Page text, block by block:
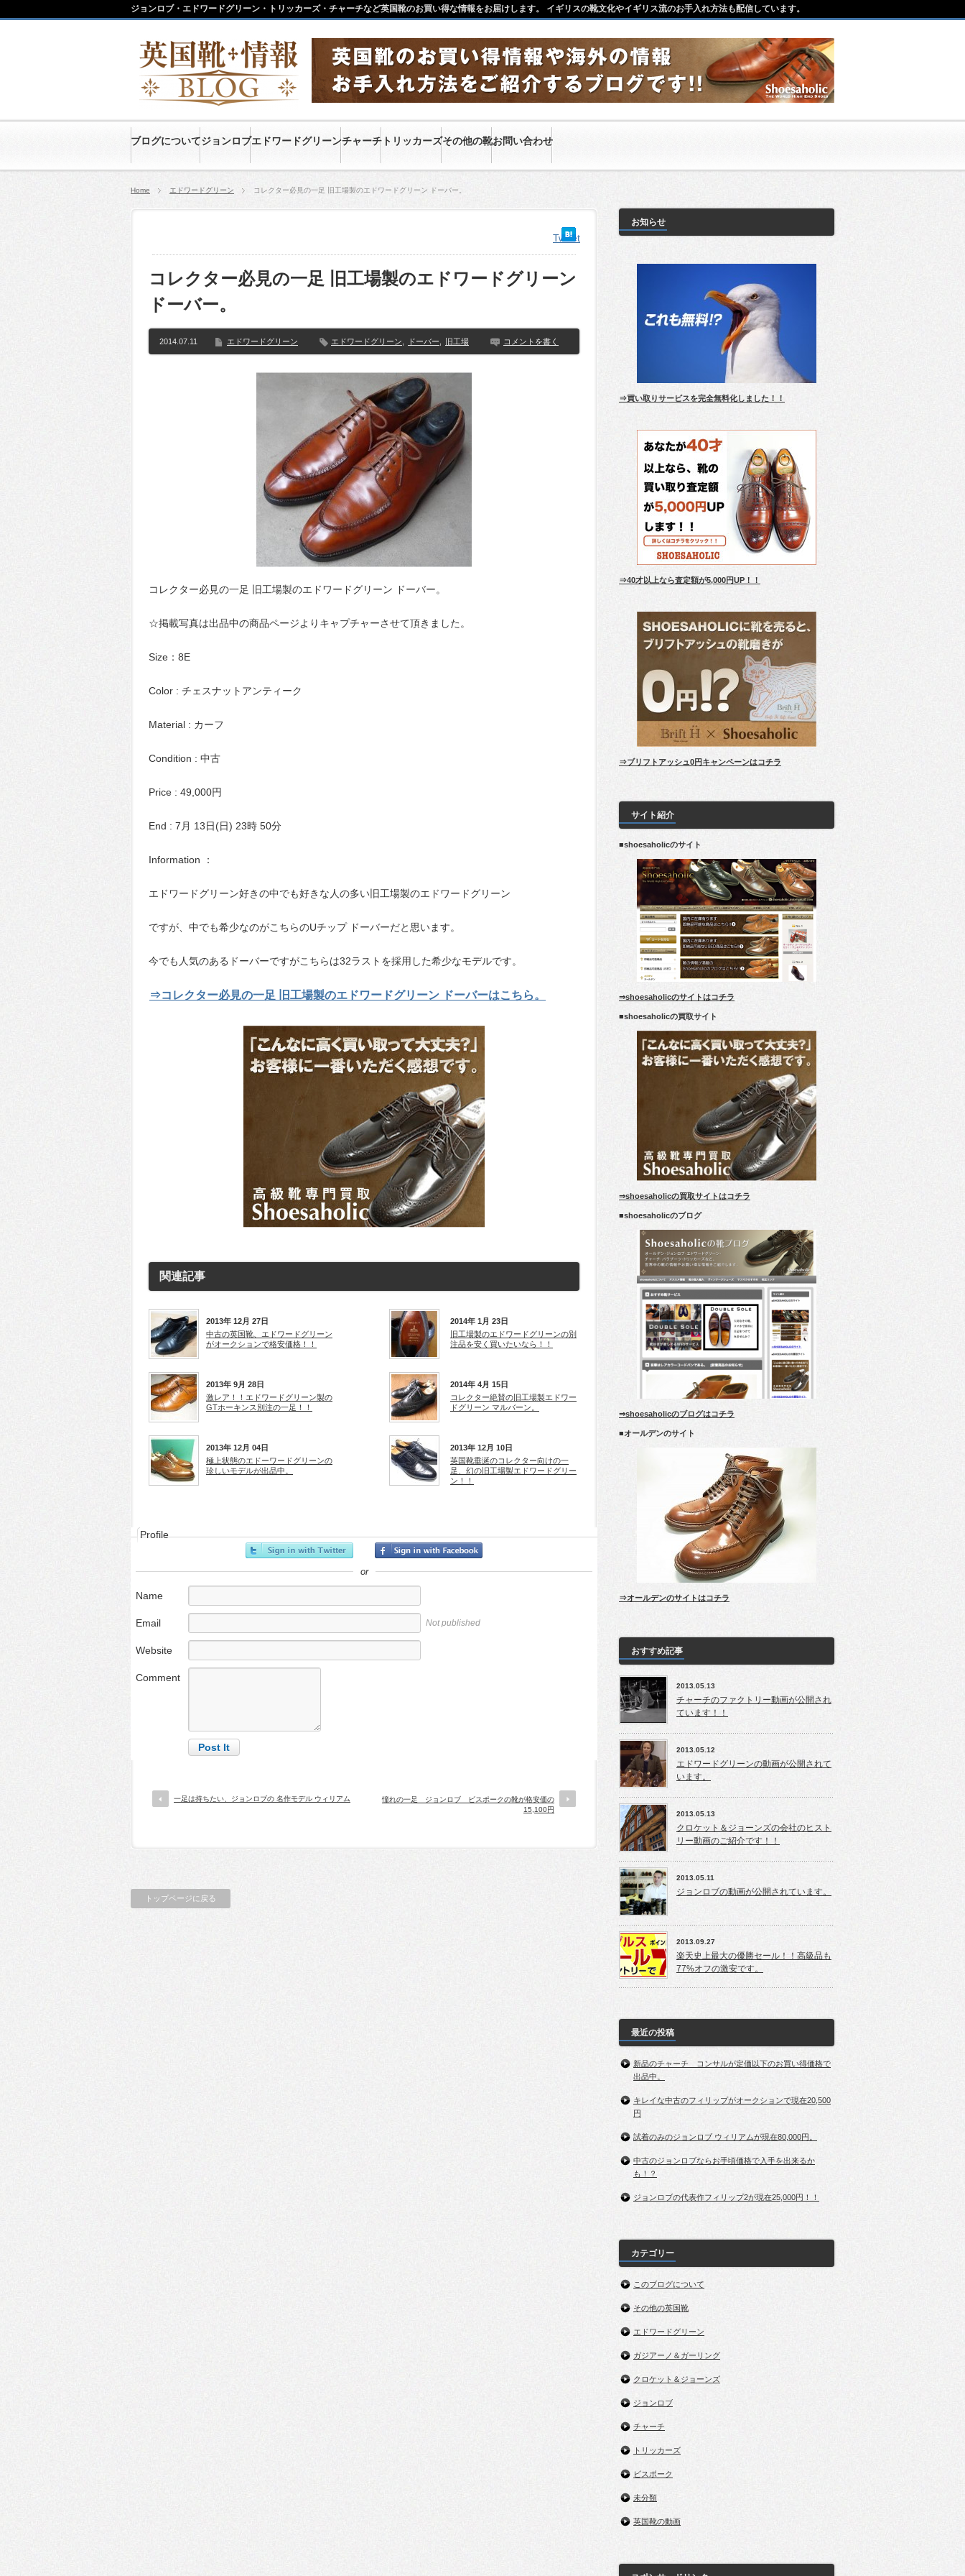
ブログについてジョンロブエドワードグリーンチャーチ トリッカーズその他の靴お問い合わせ
ジョンロブ・エドワードグリーン・トリッカーズ・チャーチなど英国靴のお買い得な情報をお届けします。 イギリスの靴文化やイギリス流のお手入れ方法も配信しています。
Home エドワードグリーン コレクター必見の一足 旧工場製のエドワードグリーン ドーバー。
Tweet
コレクター必見の一足 旧工場製のエドワードグリーン
ドーバー。
2014.07.11 エドワードグリーン エドワードグリーン ドーバー 旧工場 コメントを書く
コレクター必見の一足 旧工場製のエドワードグリーン ドーバー。
☆掲載写真は出品中の商品ページよりキャプチャーさせて頂きました。
Size：8E
Color : チェスナットアンティーク
Material : カーフ
Condition : 中古
Price : 49,000円
End : 7月 13日(日) 23時 50分
Information ：
エドワードグリーン好きの中でも好きな人の多い旧工場製のエドワードグリーン
ですが、中でも希少なのがこちらのUチップ ドーバーだと思います。
今でも人気のあるドーバーですがこちらは32ラストを採用した希少なモデルです。
⇒コレクター必見の一足 旧工場製のエドワードグリーン ドーバーはこちら。
関連記事
2013年 12月 27日
中古の英国靴、エドワードグリーン
がオークションで格安価格！！
2014年 1月 23日
旧工場製のエドワードグリーンの別
注品を安く買いたいなら！！
2013年 9月 28日
激レア！！エドワードグリーン製の
GTホーキンス別注の一足！！
2014年 4月 15日
コレクター絶賛の旧工場製エドワー
ドグリーン マルバーン。
2013年 12月 04日
極上状態のエドーワードグリーンの
珍しいモデルが出品中。
2013年 12月 10日
英国靴垂涎のコレクター向けの一
足、幻の旧工場製エドワードグリー
ン！！
Profile
or
Name
Email Not published
Website
Comment
一足は持ちたい、ジョンロブの 名作モデル ウィリアム
憧れの一足 ジョンロブ ビスポークの靴が格安価の
15,100円
トップページに戻る
お知らせ
⇒買い取りサービスを完全無料化しました！！
⇒40才以上なら査定額が5,000円UP！！
⇒ブリフトアッシュ0円キャンペーンはコチラ
サイト紹介
■shoesaholicのサイト
⇒shoesaholicのサイトはコチラ
■shoesaholicの買取サイト
⇒shoesaholicの買取サイトはコチラ
■shoesaholicのブログ
⇒shoesaholicのブログはコチラ
■オールデンのサイト
⇒オールデンのサイトはコチラ
おすすめ記事
2013.05.13
チャーチのファクトリー動画が公開され
ています！！
2013.05.12
エドワードグリーンの動画が公開されて
います。
2013.05.13
クロケット＆ジョーンズの会社のヒスト
リー動画のご紹介です！！
2013.05.11
ジョンロブの動画が公開されています。
2013.09.27
楽天史上最大の優勝セール！！高級品も
77%オフの激安です。
最近の投稿
新品のチャーチ コンサルが定価以下のお買い得価格で
出品中。
キレイな中古のフィリップがオークションで現在20,500
円
試着のみのジョンロブ ウィリアムが現在80,000円。
中古のジョンロブならお手頃価格で入手を出来るか
も！？
ジョンロブの代表作フィリップ2が現在25,000円！！
カテゴリー
このブログについて
その他の英国靴
エドワードグリーン
ガジアーノ＆ガーリング
クロケット＆ジョーンズ
ジョンロブ
チャーチ
トリッカーズ
ビスポーク
未分類
英国靴の動画